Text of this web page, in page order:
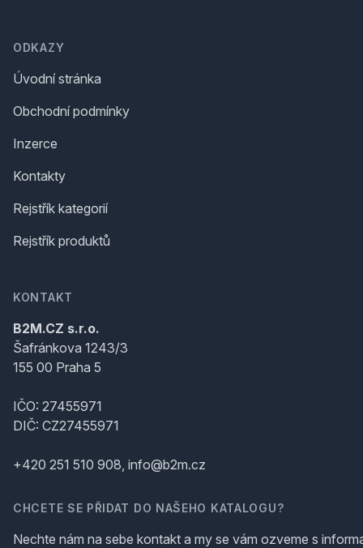
ODKAZY
Úvodní stránka
Obchodní podmínky
Inzerce
Kontakty
Rejstřík kategorií
Rejstřík produktů
KONTAKT
B2M.CZ s.r.o.
Šafránkova 1243/3
155 00 Praha 5
IČO: 27455971
DIČ: CZ27455971
+420 251 510 908, info@b2m.cz
CHCETE SE PŘIDAT DO NAŠEHO KATALOGU?
Nechte nám na sebe kontakt a my se vám ozveme s